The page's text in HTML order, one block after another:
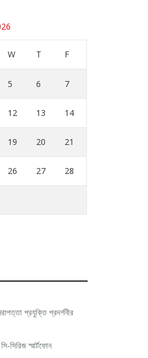
W T F
5 6 7
12 13 14
19 20 21
26 27 28
প্রযুক্তি প্রদর্শনীর
সিরিজ স্মার্টফোন